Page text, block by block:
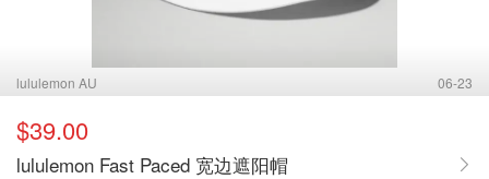
lululemon AU 06-23
$39.00
lululemon Fast Paced 宽边遮阳帽